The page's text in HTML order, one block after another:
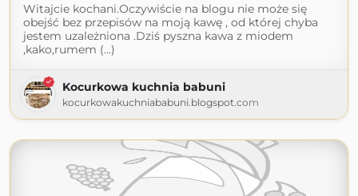
Witajcie kochani.Oczywiście na blogu nie może się
obejść bez przepisów na moją kawę , od której chyba
jestem uzależniona .Dziś pyszna kawa z miodem
,kako,rumem (...)
Kocurkowa kuchnia babuni
kocurkowakuchniababuni.blogspot.com